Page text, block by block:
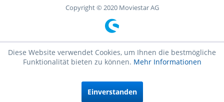
Copyright © 2020 Moviestar AG
Diese Website verwendet Cookies, um Ihnen die bestmögliche
Funktionalität bieten zu können. Mehr Informationen
Einverstanden